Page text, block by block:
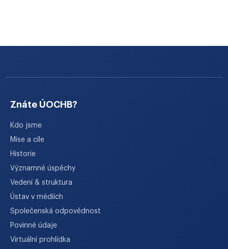
Znáte ÚOCHB?
Kdo jsme
Mise a cíle
Historie
Významné úspěchy
Vedení & struktura
Ústav v médiích
Společenská odpovědnost
Povinné údaje
Virtuální prohlídka